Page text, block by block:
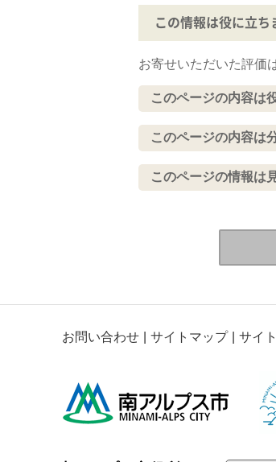
この情報は役に立ち
お寄せいただいた評価
このページの内容は
このページの内容は
このページの情報は
お問い合わせ サイトマップ サイ